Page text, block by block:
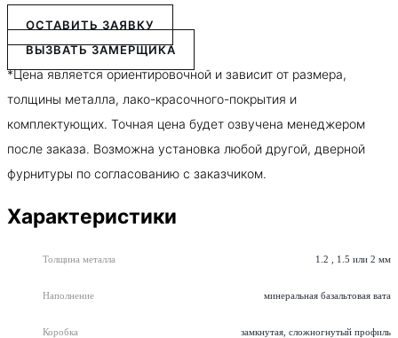
ОСТАВИТЬ ЗАЯВКУ
ВЫЗВАТЬ ЗАМЕРЩИКА
*Цена является ориентировочной и зависит от размера,
толщины металла, лако-красочного-покрытия и
комплектующих. Точная цена будет озвучена менеджером
после заказа. Возможна установка любой другой, дверной
фурнитуры по согласованию с заказчиком.
Характеристики
1.2 , 1.5 или 2 мм
Толщина металла
минеральная базальтовая вата
Наполнение
замкнутая, сложногнутый профиль
Коробка